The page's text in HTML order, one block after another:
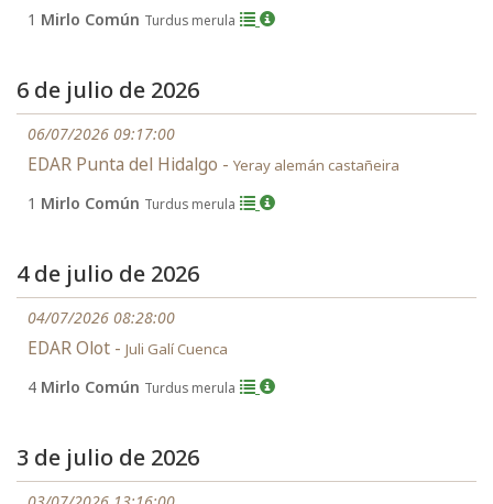
1 Mirlo Común Turdus merula
6 de julio de 2026
06/07/2026 09:17:00
EDAR Punta del Hidalgo - Yeray alemán castañeira
1 Mirlo Común Turdus merula
4 de julio de 2026
04/07/2026 08:28:00
EDAR Olot - Juli Galí Cuenca
4 Mirlo Común Turdus merula
3 de julio de 2026